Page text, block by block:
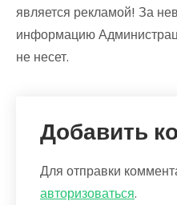
является рекламой! За
информацию
не несет.
Добавить
Для отправки
авторизоваться.